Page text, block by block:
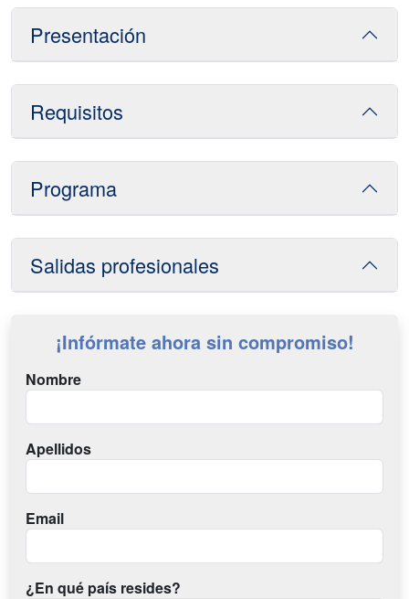
Presentación
Requisitos
Programa
Salidas profesionales
¡Infórmate ahora sin compromiso!
Nombre
Apellidos
Email
¿En qué país resides?